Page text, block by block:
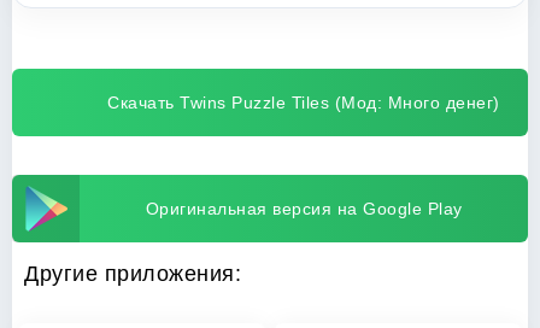
Скачать Twins Puzzle Tiles (Мод: Много денег)
Оригинальная версия на Google Play
Другие приложения: